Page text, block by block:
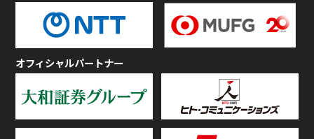
オフィシャルパートナー